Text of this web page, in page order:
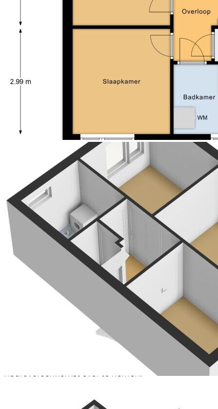
De achtertuin is onderhoudsvriendelijk aangelegd en
biedt toegang tot een externe berging van ca. 5,6 m².
De garage en bergingen aan huis bieden volop extra
opslagruimte of een ideale klus-/hobbyruimte.
Overige inpandige ruimte (garage/berging): 35 m²
Externe bergruimte: 6 m²
Nabij station, winkels, natuurgebied en uitvalswegen
De waarborgsom/bankgarantie is 10% van de
koopsom. De koper dient deze binnen 2 weken nadat
het financieringsvoorbehoud is verlopen bij de
desbetreffende notaris te deponeren.
Ter bescherming van de belangen van zowel koper
als verkoper wordt uitdrukkelijk gesteld dat een
koopovereenkomst met betrekking tot deze
onroerende zaak eerst tot stand komt nadat koper
en verkoper de koopovereenkomst hebben
getekend (schriftelijkheidsvereiste).
Alle door ons kantoor verstrekte informatie omtrent
onroerende zaken moet beschouwd worden als een
uitnodiging om in onderhandeling te treden en is
geheel vrijblijvend. Aangegeven maten zijn bij
benadering. Aan deze informatie kunnen geen
rechten worden ontleend.
Een eventueel bijgevoegde plattegrond dient
uitsluitend als globale indicatie/visualisatie. Hieraan
kunnen geen rechten worden ontleend. Indien de
CV-ketel en/of warmwatervoorziening een
huurtoestel betreft, dient de koper de